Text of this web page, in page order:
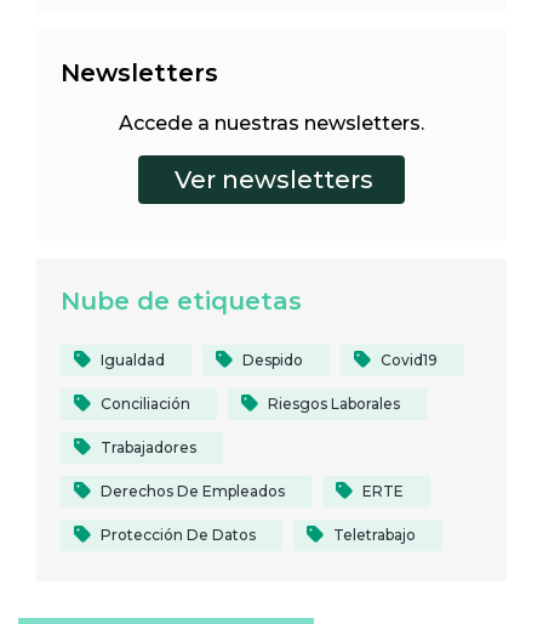
Newsletters
Accede a nuestras newsletters.
Nube de etiquetas
Igualdad Despido Covid19
Conciliación Riesgos Laborales
Trabajadores
Derechos De Empleados ERTE
Protección De Datos Teletrabajo